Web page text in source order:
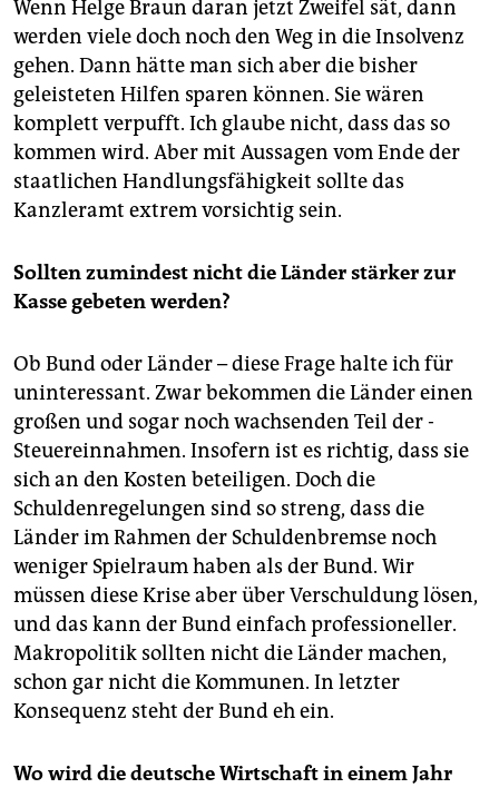
Wenn Helge Braun daran jetzt Zweifel sät, dann
werden viele doch noch den Weg in die Insolvenz
gehen. Dann hätte man sich aber die bisher
geleisteten Hilfen sparen können. Sie wären
komplett verpufft. Ich glaube nicht, dass das so
kommen wird. Aber mit Aussagen vom Ende der
staatlichen Handlungsfähigkeit sollte das
Kanzleramt extrem vorsichtig sein.
Sollten zumindest nicht die Länder stärker zur
Kasse gebeten werden?
Ob Bund oder Länder – diese Frage halte ich für
uninteressant. Zwar bekommen die Länder einen
großen und sogar noch wachsenden Teil der ­
Steuereinnahmen. Insofern ist es richtig, dass sie
sich an den Kosten beteiligen. Doch die
Schuldenregelungen sind so streng, dass die
Länder im ­Rahmen der Schuldenbremse noch
weniger Spielraum haben als der Bund. Wir
müssen diese Krise aber über ­Verschuldung lösen,
und das kann der Bund einfach professioneller.
Makropolitik sollten nicht die Länder machen,
schon gar nicht die Kommunen. In letzter
Konsequenz steht der Bund eh ein.
Wo wird die deutsche Wirtschaft in einem Jahr